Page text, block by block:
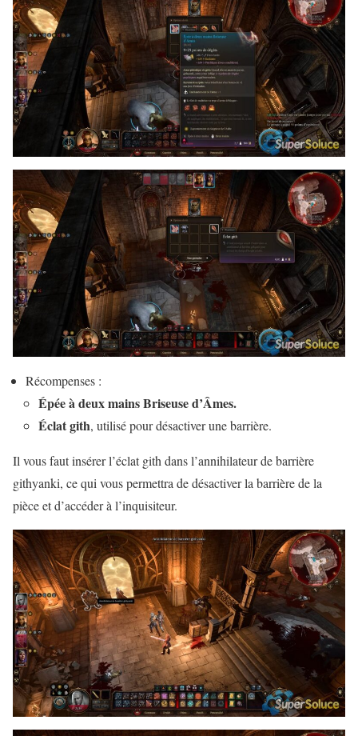
Récompenses :
Épée à deux mains Briseuse d’Âmes.
Éclat gith, utilisé pour désactiver une barrière.
Il vous faut insérer l’éclat gith dans l’annihilateur de barrière
githyanki, ce qui vous permettra de désactiver la barrière de la
pièce et d’accéder à l’inquisiteur.